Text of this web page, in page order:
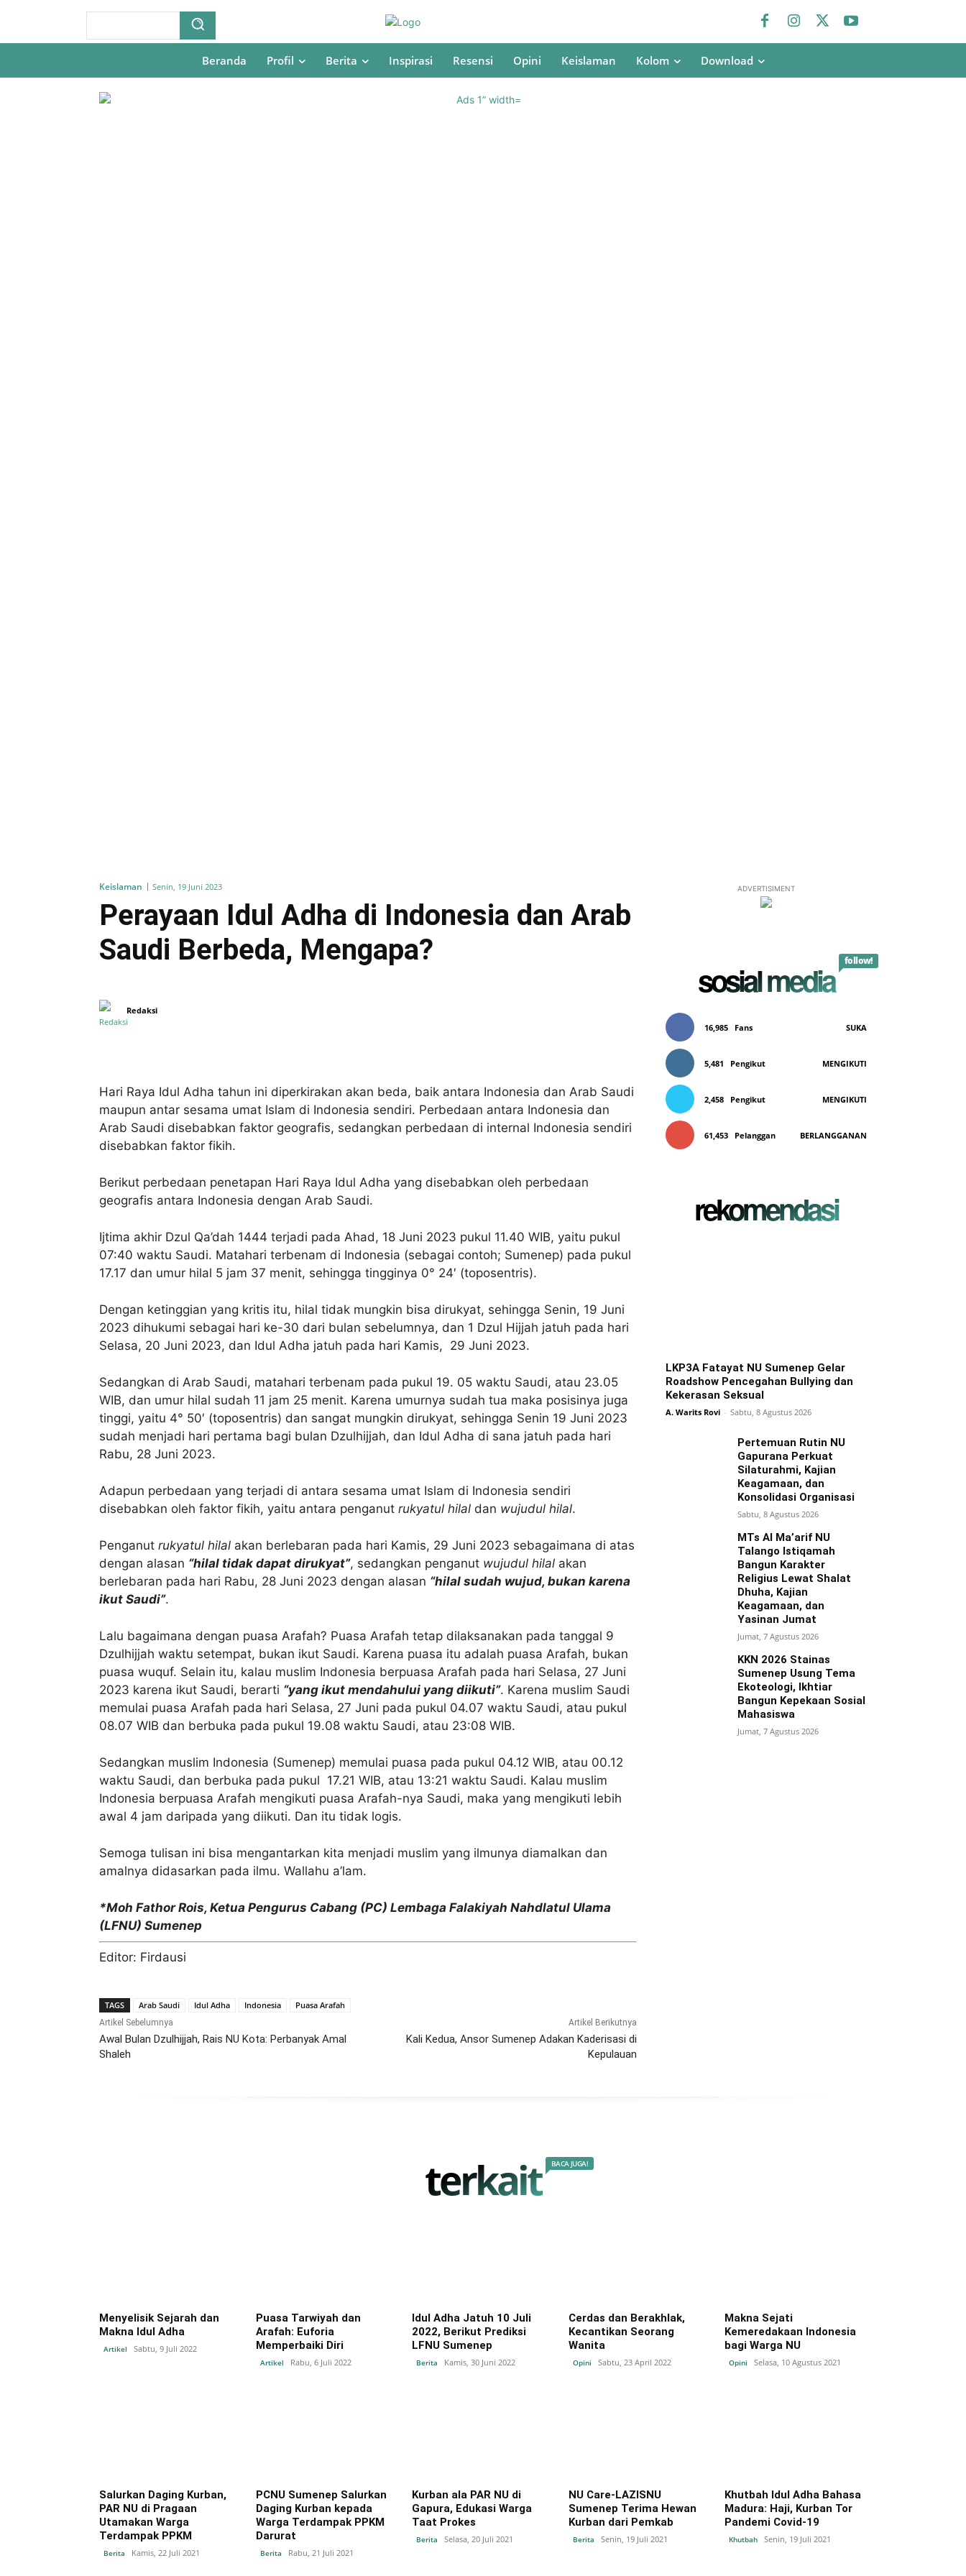
Beranda Profil Berita Inspirasi Resensi Opini Keislaman Kolom Download
Keislaman Senin, 19 Juni 2023
Perayaan Idul Adha di Indonesia dan Arab
Saudi Berbeda, Mengapa?
Redaksi
Hari Raya Idul Adha tahun ini diperkirakan akan beda, baik antara Indonesia dan Arab Saudi
maupun antar sesama umat Islam di Indonesia sendiri. Perbedaan antara Indonesia dan
Arab Saudi disebabkan faktor geografis, sedangkan perbedaan di internal Indonesia sendiri
disebabkan faktor fikih.
Berikut perbedaan penetapan Hari Raya Idul Adha yang disebabkan oleh perbedaan
geografis antara Indonesia dengan Arab Saudi.
Ijtima akhir Dzul Qa’dah 1444 terjadi pada Ahad, 18 Juni 2023 pukul 11.40 WIB, yaitu pukul
07:40 waktu Saudi. Matahari terbenam di Indonesia (sebagai contoh; Sumenep) pada pukul
17.17 dan umur hilal 5 jam 37 menit, sehingga tingginya 0° 24′ (toposentris).
Dengan ketinggian yang kritis itu, hilal tidak mungkin bisa dirukyat, sehingga Senin, 19 Juni
2023 dihukumi sebagai hari ke-30 dari bulan sebelumnya, dan 1 Dzul Hijjah jatuh pada hari
Selasa, 20 Juni 2023, dan Idul Adha jatuh pada hari Kamis, 29 Juni 2023.
Sedangkan di Arab Saudi, matahari terbenam pada pukul 19. 05 waktu Saudi, atau 23.05
WIB, dan umur hilal sudah 11 jam 25 menit. Karena umurnya sudah tua maka posisinya juga
tinggi, yaitu 4° 50′ (toposentris) dan sangat mungkin dirukyat, sehingga Senin 19 Juni 2023
sudah menjadi hari pertama bagi bulan Dzulhijjah, dan Idul Adha di sana jatuh pada hari
Rabu, 28 Juni 2023.
Adapun perbedaan yang terjadi di antara sesama umat Islam di Indonesia sendiri
disebabkan oleh faktor fikih, yaitu antara penganut rukyatul hilal dan wujudul hilal.
Penganut rukyatul hilal akan berlebaran pada hari Kamis, 29 Juni 2023 sebagaimana di atas
dengan alasan “hilal tidak dapat dirukyat”, sedangkan penganut wujudul hilal akan
berlebaran pada hari Rabu, 28 Juni 2023 dengan alasan “hilal sudah wujud, bukan karena
ikut Saudi”.
Lalu bagaimana dengan puasa Arafah? Puasa Arafah tetap dilaksanakan pada tanggal 9
Dzulhijjah waktu setempat, bukan ikut Saudi. Karena puasa itu adalah puasa Arafah, bukan
puasa wuquf. Selain itu, kalau muslim Indonesia berpuasa Arafah pada hari Selasa, 27 Juni
2023 karena ikut Saudi, berarti “yang ikut mendahului yang diikuti”. Karena muslim Saudi
memulai puasa Arafah pada hari Selasa, 27 Juni pada pukul 04.07 waktu Saudi, atau pukul
08.07 WIB dan berbuka pada pukul 19.08 waktu Saudi, atau 23:08 WIB.
Sedangkan muslim Indonesia (Sumenep) memulai puasa pada pukul 04.12 WIB, atau 00.12
waktu Saudi, dan berbuka pada pukul 17.21 WIB, atau 13:21 waktu Saudi. Kalau muslim
Indonesia berpuasa Arafah mengikuti puasa Arafah-nya Saudi, maka yang mengikuti lebih
awal 4 jam daripada yang diikuti. Dan itu tidak logis.
Semoga tulisan ini bisa mengantarkan kita menjadi muslim yang ilmunya diamalkan dan
amalnya didasarkan pada ilmu. Wallahu a’lam.
*Moh Fathor Rois, Ketua Pengurus Cabang (PC) Lembaga Falakiyah Nahdlatul Ulama
(LFNU) Sumenep
Editor: Firdausi
TAGS Arab Saudi Idul Adha Indonesia Puasa Arafah
Artikel Sebelumnya
Awal Bulan Dzulhijjah, Rais NU Kota: Perbanyak Amal
Shaleh
Artikel Berikutnya
Kali Kedua, Ansor Sumenep Adakan Kaderisasi di
Kepulauan
ADVERTISIMENT
sosial media follow!
16,985 Fans SUKA
5,481 Pengikut MENGIKUTI
2,458 Pengikut MENGIKUTI
61,453 Pelanggan BERLANGGANAN
rekomendasi
LKP3A Fatayat NU Sumenep Gelar
Roadshow Pencegahan Bullying dan
Kekerasan Seksual
A. Warits Rovi - Sabtu, 8 Agustus 2026
Pertemuan Rutin NU
Gapurana Perkuat
Silaturahmi, Kajian
Keagamaan, dan
Konsolidasi Organisasi
Sabtu, 8 Agustus 2026
MTs Al Ma’arif NU
Talango Istiqamah
Bangun Karakter
Religius Lewat Shalat
Dhuha, Kajian
Keagamaan, dan
Yasinan Jumat
Jumat, 7 Agustus 2026
KKN 2026 Stainas
Sumenep Usung Tema
Ekoteologi, Ikhtiar
Bangun Kepekaan Sosial
Mahasiswa
Jumat, 7 Agustus 2026
terkait BACA JUGA!
Menyelisik Sejarah dan
Makna Idul Adha
Artikel Sabtu, 9 Juli 2022
Puasa Tarwiyah dan
Arafah: Euforia
Memperbaiki Diri
Artikel Rabu, 6 Juli 2022
Idul Adha Jatuh 10 Juli
2022, Berikut Prediksi
LFNU Sumenep
Berita Kamis, 30 Juni 2022
Cerdas dan Berakhlak,
Kecantikan Seorang
Wanita
Opini Sabtu, 23 April 2022
Makna Sejati
Kemeredakaan Indonesia
bagi Warga NU
Opini Selasa, 10 Agustus 2021
Salurkan Daging Kurban,
PAR NU di Pragaan
Utamakan Warga
Terdampak PPKM
Berita Kamis, 22 Juli 2021
PCNU Sumenep Salurkan
Daging Kurban kepada
Warga Terdampak PPKM
Darurat
Berita Rabu, 21 Juli 2021
Kurban ala PAR NU di
Gapura, Edukasi Warga
Taat Prokes
Berita Selasa, 20 Juli 2021
NU Care-LAZISNU
Sumenep Terima Hewan
Kurban dari Pemkab
Berita Senin, 19 Juli 2021
Khutbah Idul Adha Bahasa
Madura: Haji, Kurban Tor
Pandemi Covid-19
Khutbah Senin, 19 Juli 2021